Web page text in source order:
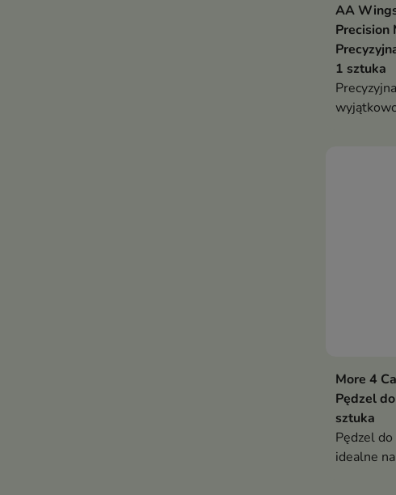
AA
Precision
1 sztuka
More 4
Pędzel
sztuka
Pędzel
idealne